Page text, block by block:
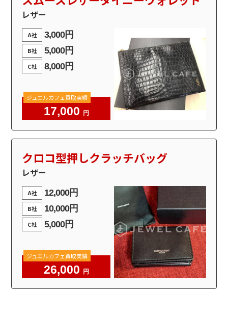
レザー
A社 3,000円
B社 5,000円
C社 8,000円
ジュエルカフェ買取実績
17,000 円
クロコ型押しクラッチバッグ
レザー
A社 12,000円
B社 10,000円
C社 5,000円
ジュエルカフェ買取実績
26,000 円